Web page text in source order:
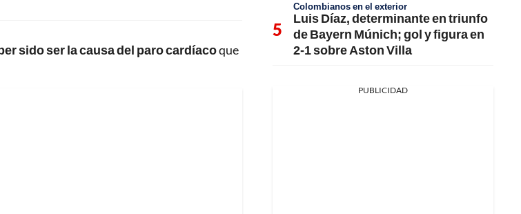
sido ser la causa del paro cardíacoque
Colombianos en el exterior
Luis Díaz, determinante en triunfo
de Bayern Múnich; gol y figura en
2-1 sobre Aston Villa
PUBLICIDAD